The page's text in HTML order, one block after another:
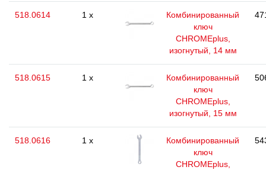
518.0614 1 x
Комбинированный
ключ
CHROMEplus,
изогнутый, 14 мм
518.0615 1 x
Комбинированный
ключ
CHROMEplus,
изогнутый, 15 мм
518.0616 1 x
Комбинированный
ключ
CHROMEplus,